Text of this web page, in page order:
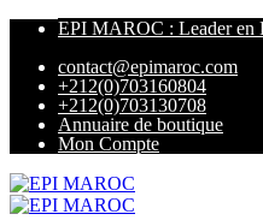
EPI MAROC : Leader en
contact@epimaroc.com
+212(0)703160804
+212(0)703130708
Annuaire de boutique
Mon Compte